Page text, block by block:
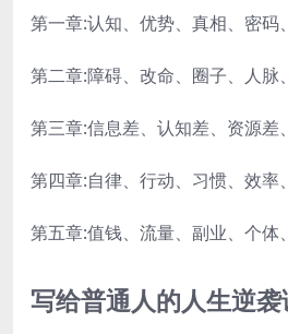
第一章:认知、优势、真相、密码
第二章:障碍、改命、圈子、人脉
第三章:信息差、认知差、资源差
第四章:自律、行动、习惯、效率
第五章:值钱、流量、副业、个体
写给普通人的人生逆袭